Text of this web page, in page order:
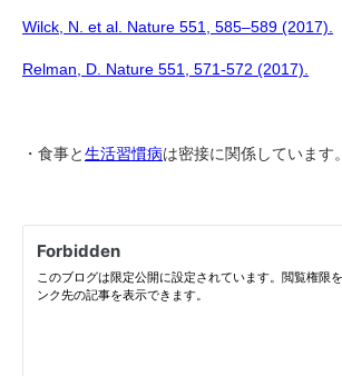
Wilck, N. et al. Nature 551, 585–589 (2017).
Relman, D. Nature 551, 571-572 (2017).
・食事と生活習慣病は密接に関係しています。